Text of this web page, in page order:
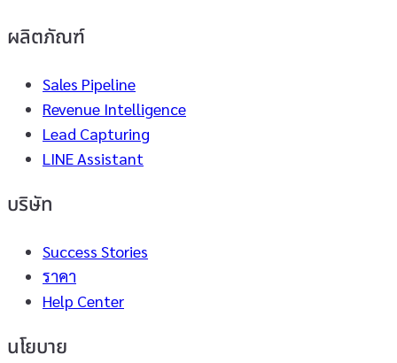
ผลิตภัณฑ์
Sales Pipeline
Revenue Intelligence
Lead Capturing
LINE Assistant
บริษัท
Success Stories
ราคา
Help Center
นโยบาย